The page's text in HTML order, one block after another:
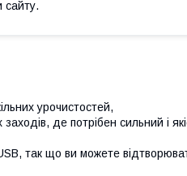
сайту.
урочистостей,
де потрібен сильний і
так що ви можете